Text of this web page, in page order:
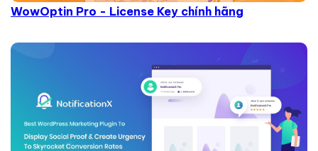
WowOptin Pro - License Key chính hãng